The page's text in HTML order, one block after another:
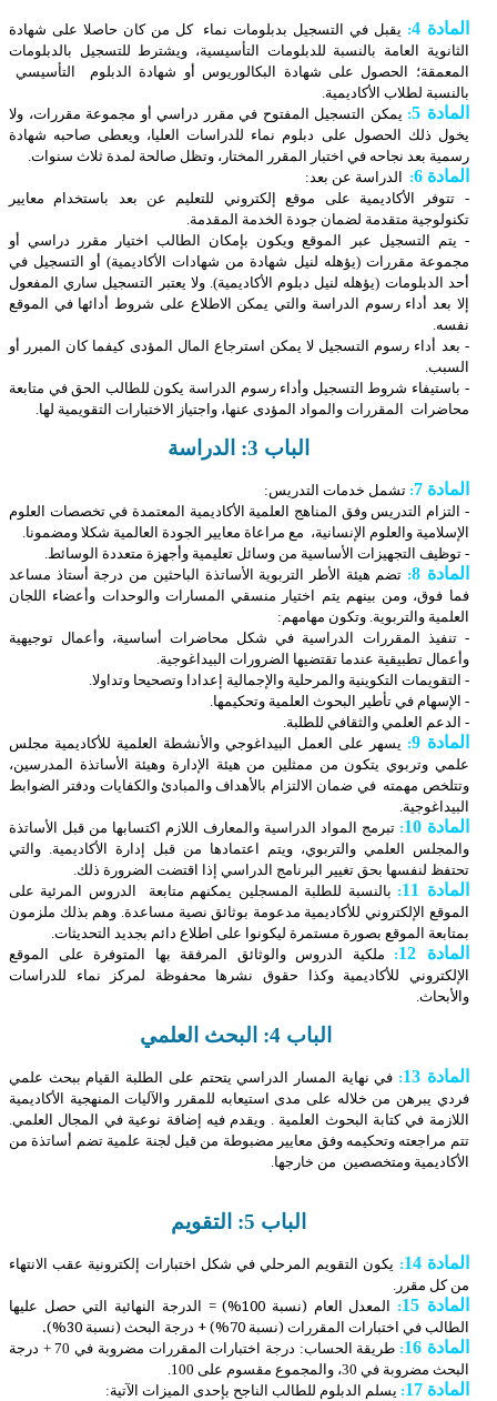
المادة 4 : يقبل في التسجيل بدبلومات نماء كل من كان حاصلا على شهادة
الثانوية العامة بالنسبة للدبلومات التأسيسية، ويشترط للتسجيل بالدبلومات
المعمقة؛ الحصول على شهادة البكالوريوس أو شهادة الدبلوم التأسيسي
بالنسبة لطلاب الأكاديمية.
المادة 5 : يمكن التسجيل المفتوح في مقرر دراسي أو مجموعة مقررات، ولا
يخول ذلك الحصول على دبلوم نماء للدراسات العليا، ويعطى صاحبه شهادة
رسمية بعد نجاحه في اختبار المقرر المختار، وتظل صالحة لمدة ثلاث سنوات.
المادة 6 : الدراسة عن بعد:
- تتوفر الأكاديمية على موقع إلكتروني للتعليم عن بعد باستخدام معايير
تكنولوجية متقدمة لضمان جودة الخدمة المقدمة.
- يتم التسجيل عبر الموقع ويكون بإمكان الطالب اختيار مقرر دراسي أو
مجموعة مقررات (يؤهله لنيل شهادة من شهادات الأكاديمية) أو التسجيل في
أحد الدبلومات (يؤهله لنيل دبلوم الأكاديمية). ولا يعتبر التسجيل ساري المفعول
إلا بعد أداء رسوم الدراسة والتي يمكن الاطلاع على شروط أدائها في الموقع
نفسه.
- بعد أداء رسوم التسجيل لا يمكن استرجاع المال المؤدى كيفما كان المبرر أو
السبب.
- باستيفاء شروط التسجيل وأداء رسوم الدراسة يكون للطالب الحق في متابعة
محاضرات المقررات والمواد المؤدى عنها، واجتياز الاختبارات التقويمية لها.
الباب 3: الدراسة
المادة 7 : تشمل خدمات التدريس:
- التزام التدريس وفق المناهج العلمية الأكاديمية المعتمدة في تخصصات العلوم
الإسلامية والعلوم الإنسانية، مع مراعاة معايير الجودة العالمية شكلا ومضمونا.
- توظيف التجهيزات الأساسية من وسائل تعليمية وأجهزة متعددة الوسائط.
المادة 8 : تضم هيئة الأطر التربوية الأساتذة الباحثين من درجة أستاذ مساعد
فما فوق، ومن بينهم يتم اختيار منسقي المسارات والوحدات وأعضاء اللجان
العلمية والتربوية. وتكون مهامهم:
- تنفيذ المقررات الدراسية في شكل محاضرات أساسية، وأعمال توجيهية
وأعمال تطبيقية عندما تقتضيها الضرورات البيداغوجية.
- التقويمات التكوينية والمرحلية والإجمالية إعدادا وتصحيحا وتداولا.
- الإسهام في تأطير البحوث العلمية وتحكيمها.
- الدعم العلمي والثقافي للطلبة.
المادة 9 : يسهر على العمل البيداغوجي والأنشطة العلمية للأكاديمية مجلس
علمي وتربوي يتكون من ممثلين من هيئة الإدارة وهيئة الأساتذة المدرسين،
وتتلخص مهمته في ضمان الالتزام بالأهداف والمبادئ والكفايات ودفتر الضوابط
البيداغوجية.
المادة 10 : تبرمج المواد الدراسية والمعارف اللازم اكتسابها من قبل الأساتذة
والمجلس العلمي والتربوي، ويتم اعتمادها من قبل إدارة الأكاديمية. والتي
تحتفظ لنفسها بحق تغيير البرنامج الدراسي إذا اقتضت الضرورة ذلك.
المادة 11 : بالنسبة للطلبة المسجلين يمكنهم متابعة الدروس المرئية على
الموقع الإلكتروني للأكاديمية مدعومة بوثائق نصية مساعدة. وهم بذلك ملزمون
بمتابعة الموقع بصورة مستمرة ليكونوا على اطلاع دائم بجديد التحديثات.
المادة 12 : ملكية الدروس والوثائق المرفقة بها المتوفرة على الموقع
الإلكتروني للأكاديمية وكذا حقوق نشرها محفوظة لمركز نماء للدراسات
والأبحاث.
الباب 4: البحث العلمي
المادة 13 : في نهاية المسار الدراسي يتحتم على الطلبة القيام ببحث علمي
فردي يبرهن من خلاله على مدى استيعابه للمقرر والآليات المنهجية الأكاديمية
اللازمة في كتابة البحوث العلمية . ويقدم فيه إضافة نوعية في المجال العلمي.
تتم مراجعته وتحكيمه وفق معايير مضبوطة من قبل لجنة علمية تضم أساتذة من
الأكاديمية ومتخصصين من خارجها.
الباب 5: التقويم
المادة 14 : يكون التقويم المرحلي في شكل اختبارات إلكترونية عقب الانتهاء
من كل مقرر.
المادة 15 :
المعدل العام (نسبة 100%) = الدرجة النهائية التي حصل عليها
الطالب في اختبارات المقررات (نسبة 70%) + درجة البحث (نسبة 30%).
المادة 16 :
طريقة الحساب: درجة اختبارات المقررات مضروبة في 70 + درجة
البحث مضروبة في 30، والمجموع مقسوم على 100.
المادة 17 : يسلم الدبلوم للطالب الناجح بإحدى الميزات الآتية: